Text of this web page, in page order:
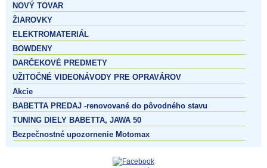
NOVÝ TOVAR
ŽIAROVKY
ELEKTROMATERIÁL
BOWDENY
DARČEKOVÉ PREDMETY
UŽITOČNÉ VIDEONÁVODY PRE OPRAVÁROV
Akcie
BABETTA PREDAJ -renovované do pôvodného stavu
TUNING DIELY BABETTA, JAWA 50
Bezpečnostné upozornenie Motomax